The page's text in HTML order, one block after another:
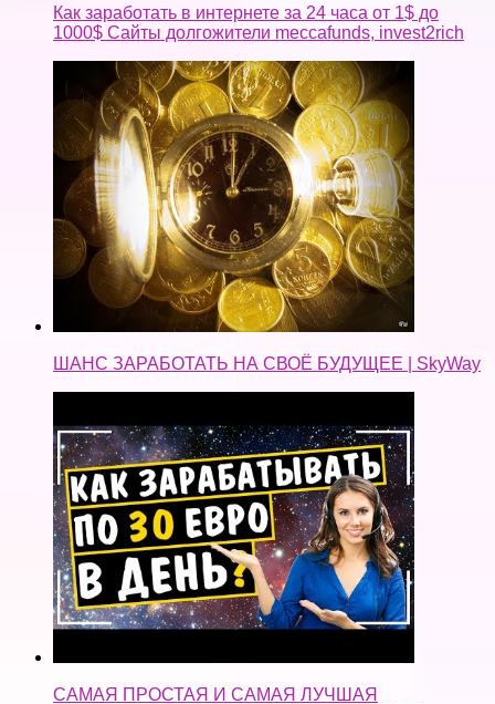
Как заработать в интернете за 24 часа от 1$ до
1000$ Сайты долгожители meccafunds, invest2rich
ШАНС ЗАРАБОТАТЬ НА СВОЁ БУДУЩЕЕ | SkyWay
САМАЯ ПРОСТАЯ И САМАЯ ЛУЧШАЯ